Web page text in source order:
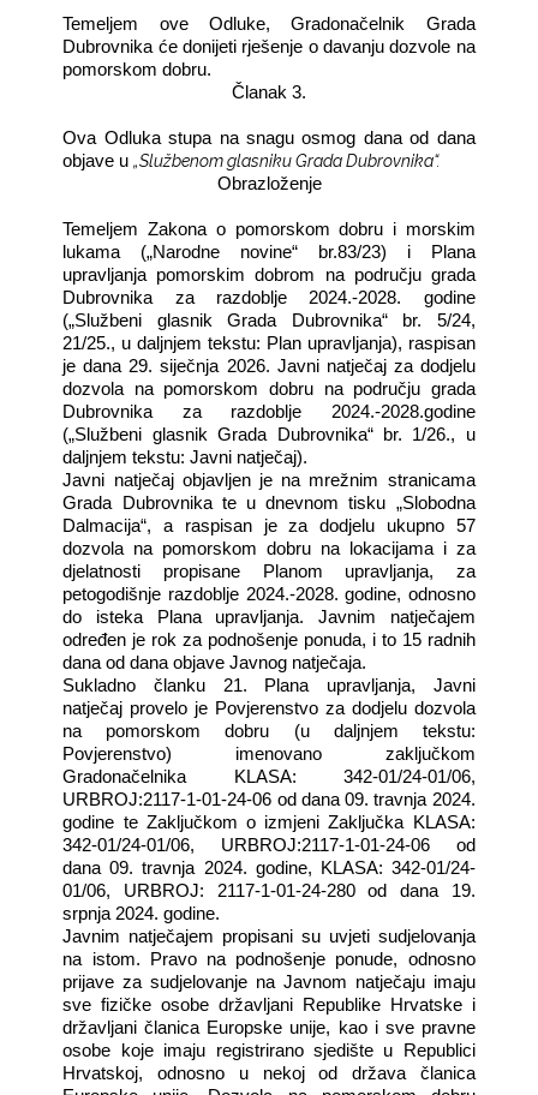
Temeljem ove Odluke, Gradonačelnik Grada
Dubrovnika će donijeti rješenje o davanju dozvole na
pomorskom dobru.
Članak 3.
Ova Odluka stupa na snagu osmog dana od dana
objave u „Službenom glasniku Grada Dubrovnika“.
Obrazloženje
Temeljem Zakona o pomorskom dobru i morskim
lukama („Narodne novine“ br.83/23) i Plana
upravljanja pomorskim dobrom na području grada
Dubrovnika za razdoblje 2024.-2028. godine
(„Službeni glasnik Grada Dubrovnika“ br. 5/24,
21/25., u daljnjem tekstu: Plan upravljanja), raspisan
je dana 29. siječnja 2026. Javni natječaj za dodjelu
dozvola na pomorskom dobru na području grada
Dubrovnika za razdoblje 2024.-2028.godine
(„Službeni glasnik Grada Dubrovnika“ br. 1/26., u
daljnjem tekstu: Javni natječaj).
Javni natječaj objavljen je na mrežnim stranicama
Grada Dubrovnika te u dnevnom tisku „Slobodna
Dalmacija“, a raspisan je za dodjelu ukupno 57
dozvola na pomorskom dobru na lokacijama i za
djelatnosti propisane Planom upravljanja, za
petogodišnje razdoblje 2024.-2028. godine, odnosno
do isteka Plana upravljanja. Javnim natječajem
određen je rok za podnošenje ponuda, i to 15 radnih
dana od dana objave Javnog natječaja.
Sukladno članku 21. Plana upravljanja, Javni
natječaj provelo je Povjerenstvo za dodjelu dozvola
na pomorskom dobru (u daljnjem tekstu:
Povjerenstvo) imenovano zaključkom
Gradonačelnika KLASA: 342-01/24-01/06,
URBROJ:2117-1-01-24-06 od dana 09. travnja 2024.
godine te Zaključkom o izmjeni Zaključka KLASA:
342-01/24-01/06, URBROJ:2117-1-01-24-06 od
dana 09. travnja 2024. godine, KLASA: 342-01/24-
01/06, URBROJ: 2117-1-01-24-280 od dana 19.
srpnja 2024. godine.
Javnim natječajem propisani su uvjeti sudjelovanja
na istom. Pravo na podnošenje ponude, odnosno
prijave za sudjelovanje na Javnom natječaju imaju
sve fizičke osobe državljani Republike Hrvatske i
državljani članica Europske unije, kao i sve pravne
osobe koje imaju registrirano sjedište u Republici
Hrvatskoj, odnosno u nekoj od država članica